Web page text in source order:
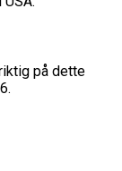
på dette